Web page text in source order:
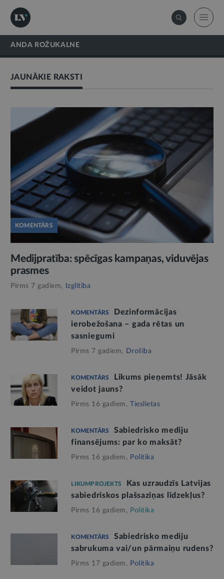
ANDA ROŽUKALNE
JAUNĀKIE RAKSTI
KOMENTĀRS
Medijpratība: spēcīgas kampaņas, viduvējas
prasmes
Pirms 7 gadiem, Izglītība
KOMENTĀRS
Dezinformācijas
ierobežošana – gada rētas un
sasniegumi
Pirms 7 gadiem, Drošība
KOMENTĀRS
Likums pieņemts! Jāsāk
veidot jauns?
Pirms 16 gadiem, Tieslietas
KOMENTĀRS
Sabiedrisko mediju
finansējums: par ko maksāt?
Pirms 16 gadiem, Politika
LIKUMPROJEKTS
Kas uzraudzīs Latvijas
sabiedriskos plašsaziņas līdzekļus?
Pirms 16 gadiem, Politika
KOMENTĀRS
Sabiedrisko mediju
sabrukuma vai/un pārmaiņu rudens?
Pirms 17 gadiem, Politika